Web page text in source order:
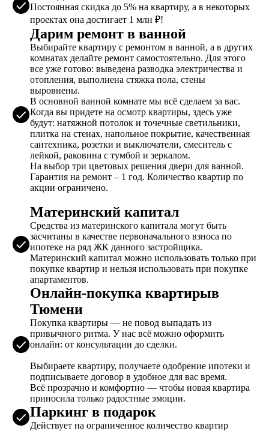
Постоянная скидка до 5% на квартиру, а в некоторых
проектах она достигает 1 млн ₽!
Дарим ремонт в ванной
Выбирайте квартиру с ремонтом в ванной, а в других
комнатах делайте ремонт самостоятельно. Для этого
все уже готово: выведена разводка электричества и
отопления, выполнена стяжка пола, стены
выровнены.
В основной ванной комнате мы всё сделаем за вас.
Когда вы придете на осмотр квартиры, здесь уже
будут: натяжной потолок и точечные светильники,
плитка на стенах, напольное покрытие, качественная
сантехника, розетки и выключатели, смеситель с
лейкой, раковина с тумбой и зеркалом.
На выбор три цветовых решения двери для ванной.
Гарантия на ремонт – 1 год. Количество квартир по
акции ограничено.
Материнский капитал
Средства из материнского капитала могут быть
засчитаны в качестве первоначального взноса по
ипотеке на ряд ЖК данного застройщика.
Материнский капитал можно использовать только при
покупке квартир и нельзя использовать при покупке
апартаментов.
Онлайн-покупка квартирыв
Тюмени
Покупка квартиры — не повод выпадать из
привычного ритма. У нас всё можно оформить
онлайн: от консультации до сделки.
Выбираете квартиру, получаете одобрение ипотеки и
подписываете договор в удобное для вас время.
Всё прозрачно и комфортно — чтобы новая квартира
приносила только радостные эмоции.
Паркинг в подарок
Действует на ограниченное количество квартир